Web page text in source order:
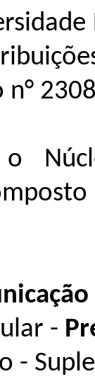
n°
-
-